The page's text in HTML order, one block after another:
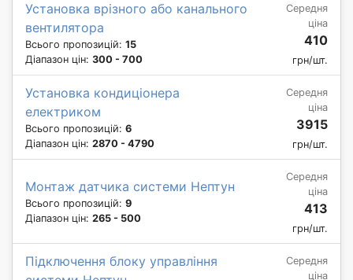
Установка врізного або канального
вентилятора
Всього пропозицій: 15
Діапазон цін: 300 - 700
Середня
ціна
410
грн/шт.
Установка кондиціонера
електриком
Всього пропозицій: 6
Діапазон цін: 2870 - 4790
Середня
ціна
3915
грн/шт.
Монтаж датчика системи Нептун
Всього пропозицій: 9
Діапазон цін: 265 - 500
Середня
ціна
413
грн/шт.
Підключення блоку управління
Середня
ціна